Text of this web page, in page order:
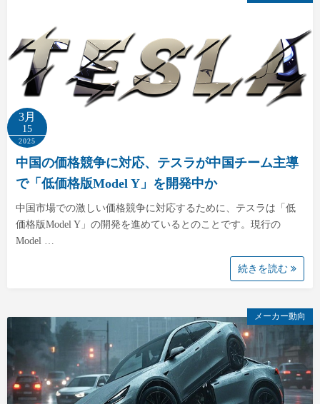
3月
15
2025
中国の価格競争に対応、テスラが中国チーム主導
で「低価格版Model Y」を開発中か
中国市場での激しい価格競争に対応するために、テスラは「低
価格版Model Y」の開発を進めているとのことです。現行の
Model …
続きを読む
メーカー動向